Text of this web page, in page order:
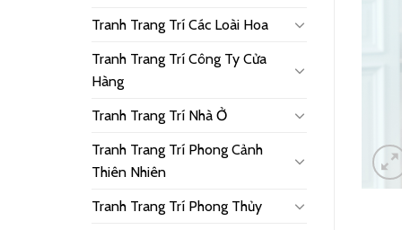
Tranh Trang Trí Các Loài Hoa
Tranh Trang Trí Công Ty Cửa
Hàng
Tranh Trang Trí Nhà Ở
Tranh Trang Trí Phong Cảnh
Thiên Nhiên
Tranh Trang Trí Phong Thủy